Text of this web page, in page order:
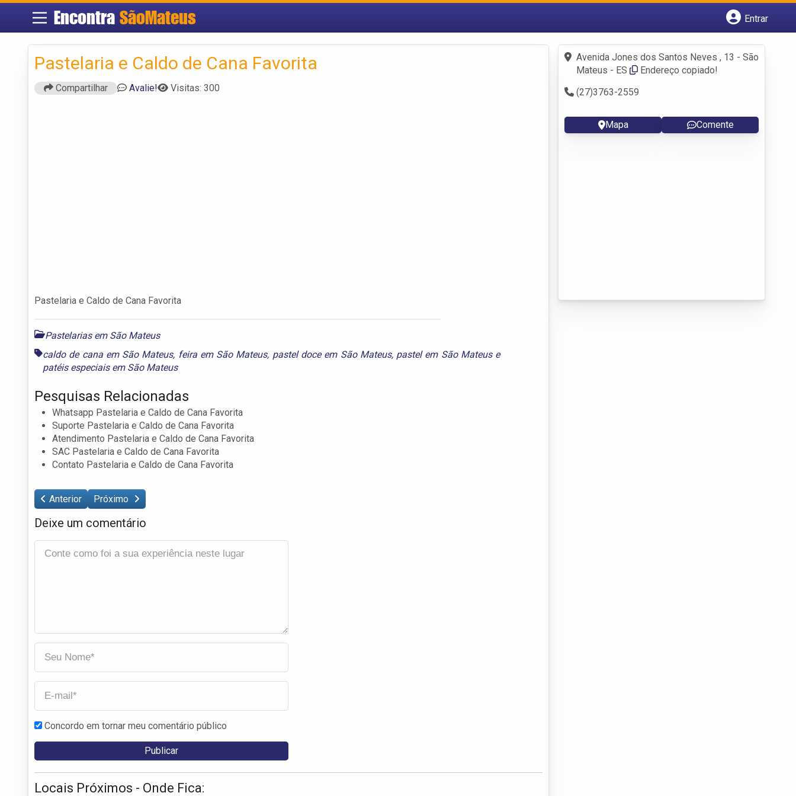
Encontra SãoMateus
Entrar
Fazer login
Criar conta
Pastelaria e Caldo de Cana Favorita
Compartilhar Avalie! Visitas: 300
Pastelaria e Caldo de Cana Favorita
Pastelarias em São Mateus
caldo de cana em São Mateus, feira em São Mateus, pastel doce em São Mateus, pastel em São Mateuse
patéis especiais em São Mateus
Pesquisas Relacionadas
Whatsapp Pastelaria e Caldo de Cana Favorita
Suporte Pastelaria e Caldo de Cana Favorita
Atendimento Pastelaria e Caldo de Cana Favorita
SAC Pastelaria e Caldo de Cana Favorita
Contato Pastelaria e Caldo de Cana Favorita
Anterior Próximo
Deixe um comentário
Concordo em tornar meu comentário público
Locais Próximos - Onde Fica:
Avenida Jones dos Santos Neves , 13 - São
Mateus - ES
Endereço copiado!
(27)3763-2559
Mapa Comente